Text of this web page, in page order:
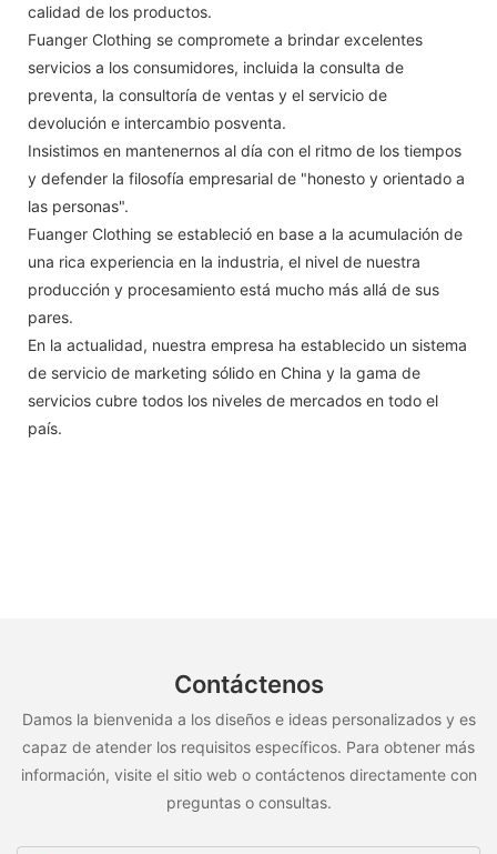
calidad de los productos.
Fuanger Clothing se compromete a brindar excelentes
servicios a los consumidores, incluida la consulta de
preventa, la consultoría de ventas y el servicio de
devolución e intercambio posventa.
Insistimos en mantenernos al día con el ritmo de los tiempos
y defender la filosofía empresarial de "honesto y orientado a
las personas".
Fuanger Clothing se estableció en base a la acumulación de
una rica experiencia en la industria, el nivel de nuestra
producción y procesamiento está mucho más allá de sus
pares.
En la actualidad, nuestra empresa ha establecido un sistema
de servicio de marketing sólido en China y la gama de
servicios cubre todos los niveles de mercados en todo el
país.
Contáctenos
Damos la bienvenida a los diseños e ideas personalizados y es
capaz de atender los requisitos específicos. Para obtener más
información, visite el sitio web o contáctenos directamente con
preguntas o consultas.